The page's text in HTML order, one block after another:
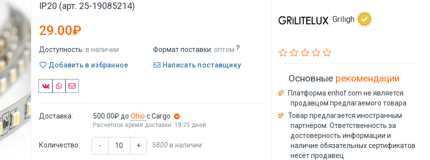
IP20 (арт. 25-19085214)
29.00₽
Доступность: в наличии Формат поставки: оптом
Добавить в избранное
Написать поставщику
Доставка: 500.00₽ доOhioс Cargo
Расчетное время доставки: 18-25 дней
Количество: - + 5800 в наличии
Griligh
Основные рекомендации
Платформа enhof.com не является
продавцом предлагаемого товара
Товар предлагается иностранным
партнёром. Ответственность за
достоверность информации и
наличие обязательных сертификатов
несёт продавец